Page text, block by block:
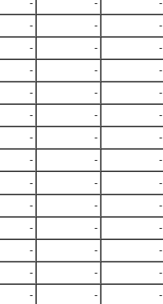
- - -
- - -
- - -
- - -
- - -
- - -
- - -
- - -
- - -
- - -
- - -
- - -
- - -